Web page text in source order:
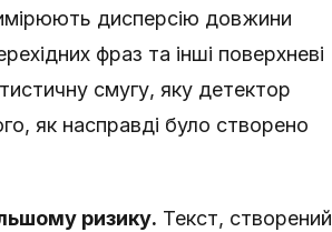
дисперсію довжини
фраз та інші поверхневі
смугу, яку детектор
як насправді було створено
ризику. Текст, створений